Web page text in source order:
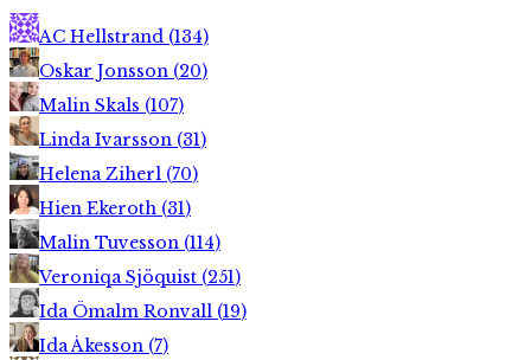
AC Hellstrand (134)
Oskar Jonsson (20)
Malin Skals (107)
Linda Ivarsson (31)
Helena Ziherl (70)
Hien Ekeroth (31)
Malin Tuvesson (114)
Veroniqa Sjöquist (251)
Ida Ömalm Ronvall (19)
Ida Åkesson (7)